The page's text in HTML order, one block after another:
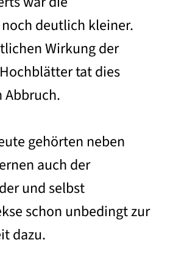
deutlich kleiner.
Wirkung der
tat dies
Abbruch.
gehörten neben
auch der
und selbst
schon unbedingt zur
dazu.